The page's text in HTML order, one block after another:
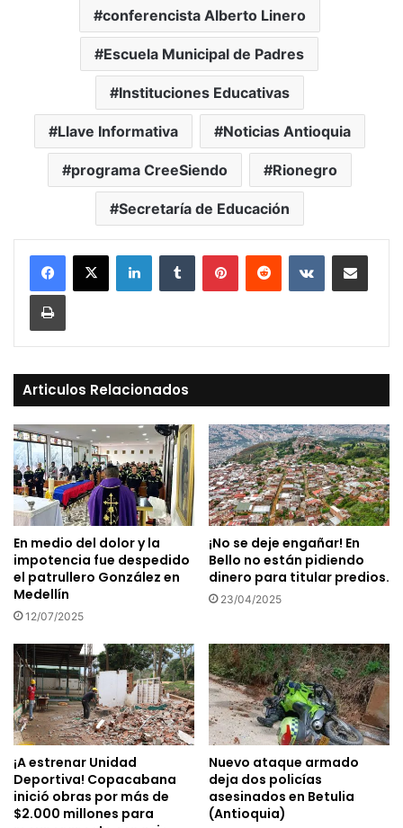
conferencista Alberto Linero
Escuela Municipal de Padres
Instituciones Educativas
Llave Informativa Noticias Antioquia
programa CreeSiendo Rionegro
Secretaría de Educación
LinkedInTumblr PinterestReddit VKontakteCompartir vía Mail
Print
Articulos Relacionados
En medio del dolor y la
impotencia fue despedido
el patrullero González en
Medellín
12/07/2025
¡No se deje engañar! En
Bello no están pidiendo
dinero para titular predios.
23/04/2025
¡A estrenar Unidad
Deportiva! Copacabana
inició obras por más de
$2.000 millones para
Nuevo ataque armado
deja dos policías
asesinados en Betulia
(Antioquia)